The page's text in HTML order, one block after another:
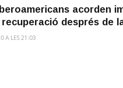
acorden
després de
A LES 21:03